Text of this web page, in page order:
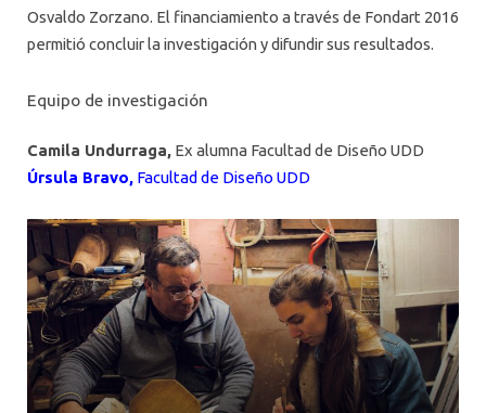
Osvaldo Zorzano. El financiamiento a través de Fondart 2016
permitió concluir la investigación y difundir sus resultados.
Equipo de investigación
Camila Undurraga, Ex alumna Facultad de Diseño UDD
Úrsula Bravo, Facultad de Diseño UDD